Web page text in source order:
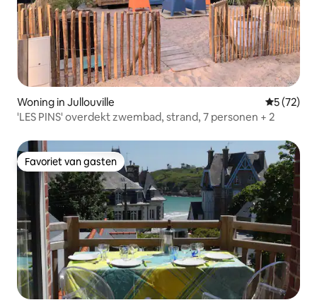
Woning in Jullouville
5 (72)
'LES PINS' overdekt zwembad, strand, 7 personen + 2
Favoriet van gasten
Favoriet van gasten